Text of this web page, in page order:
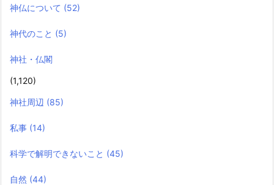
神仏について (52)
神代のこと (5)
神社・仏閣
(1,120)
神社周辺 (85)
私事 (14)
科学で解明できないこと (45)
自然 (44)